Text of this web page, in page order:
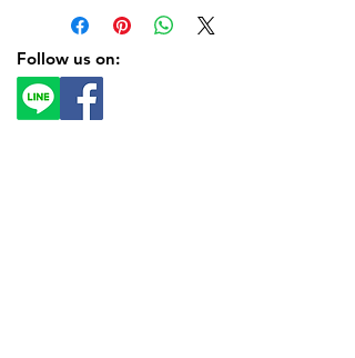
Follow us on: